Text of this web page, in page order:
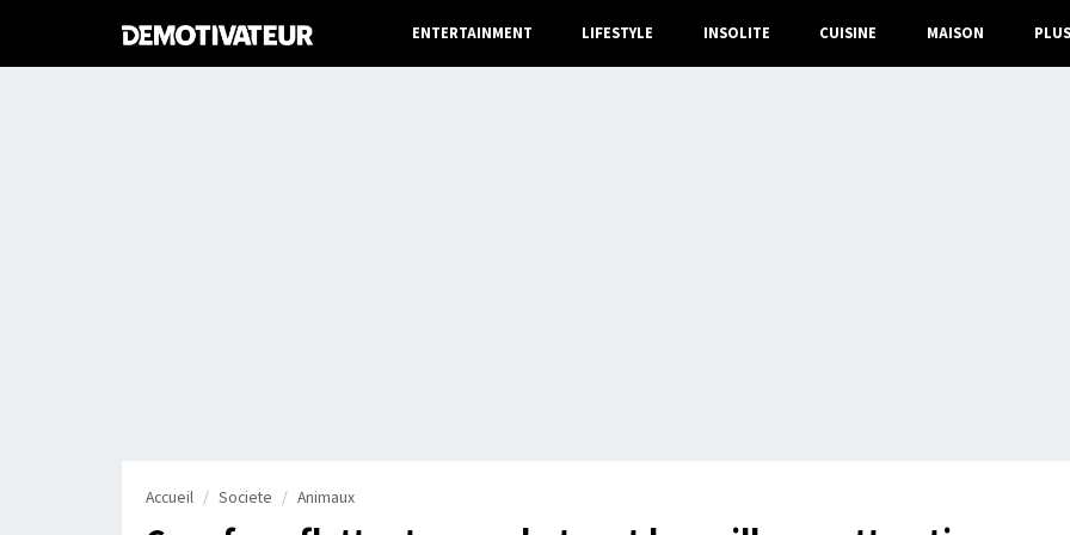
ENTERTAINMENT LIFESTYLE INSOLITE CUISINE MAISON PLUS
Accueil Societe Animaux